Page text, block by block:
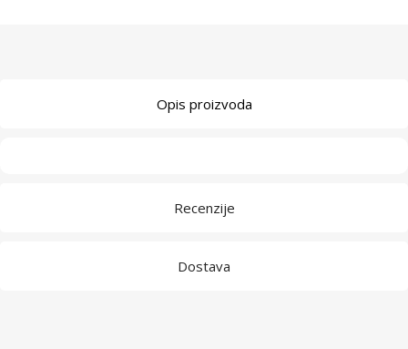
Opis proizvoda
Recenzije
Dostava